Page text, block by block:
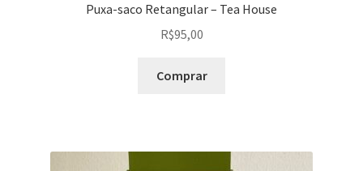
Puxa-saco Retangular – Tea House
R$95,00
Comprar